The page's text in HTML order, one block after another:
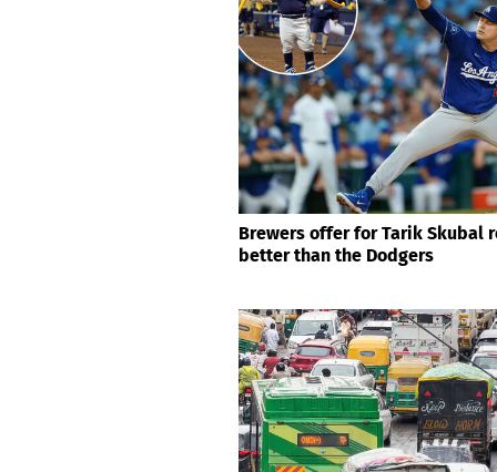
Brewers offer for Tarik Skubal
better than the Dodgers